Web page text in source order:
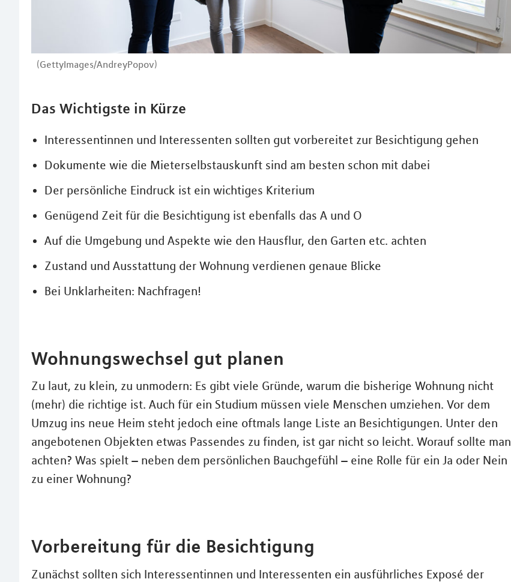
(GettyImages/AndreyPopov)
Das Wichtigste in Kürze
Interessentinnen und Interessenten sollten gut vorbereitet zur Besichtigung gehen
Dokumente wie die Mieterselbstauskunft sind am besten schon mit dabei
Der persönliche Eindruck ist ein wichtiges Kriterium
Genügend Zeit für die Besichtigung ist ebenfalls das A und O
Auf die Umgebung und Aspekte wie den Hausflur, den Garten etc. achten
Zustand und Ausstattung der Wohnung verdienen genaue Blicke
Bei Unklarheiten: Nachfragen!
Wohnungswechsel gut planen
Zu laut, zu klein, zu unmodern: Es gibt viele Gründe, warum die bisherige Wohnung nicht
(mehr) die richtige ist. Auch für ein Studium müssen viele Menschen umziehen. Vor dem
Umzug ins neue Heim steht jedoch eine oftmals lange Liste an Besichtigungen. Unter den
angebotenen Objekten etwas Passendes zu finden, ist gar nicht so leicht. Worauf sollte man
achten? Was spielt – neben dem persönlichen Bauchgefühl – eine Rolle für ein Ja oder Nein
zu einer Wohnung?
Vorbereitung für die Besichtigung
Zunächst sollten sich Interessentinnen und Interessenten ein ausführliches Exposé der